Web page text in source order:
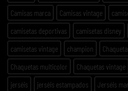
Camisas marca
Camisas vintage
camisetas deportivas
camisetas disney
camisetas vintage
champion
Chaquetas multicolor
Chaquetas vintage
jerséis
jerséis estampados Jerséis